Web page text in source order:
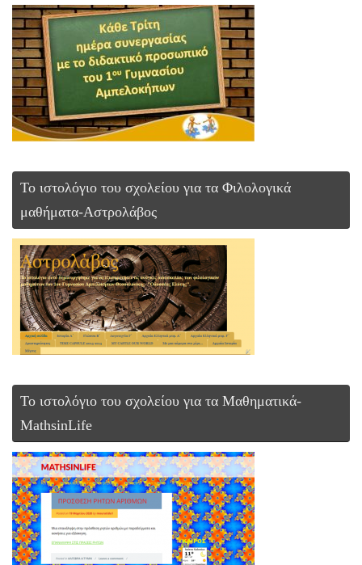
Το ιστολόγιο του σχολείου για τα Φιλολογικά
μαθήματα-Αστρολάβος
To ιστολόγιο του σχολείου για τα Μαθηματικά-
MathsinLife